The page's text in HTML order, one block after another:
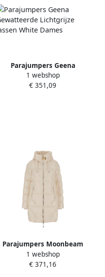
Parajumpers Geena
Gewatteerde Lichtgrijze
Jassen White Dames
1 webshop
€ 351,09
Parajumpers Moonbeam
White Gewatteerde donsjas
met capuchon White Dames
1 webshop
€ 371,16